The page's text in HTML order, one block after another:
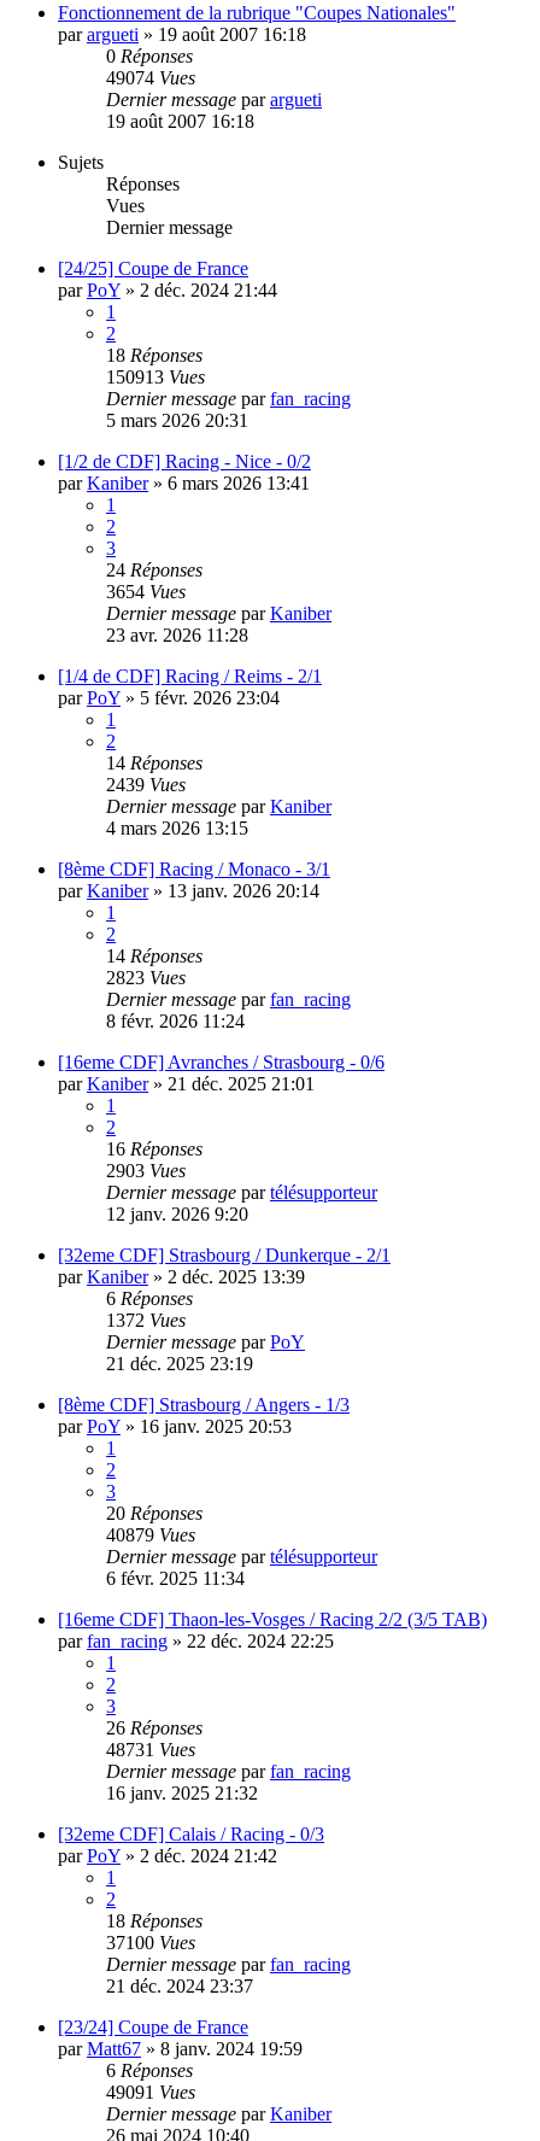
Fonctionnement de la rubrique "Coupes Nationales"
parargueti » 19 août 2007 16:18
0 Réponses
49074 Vues
Dernier message parargueti
19 août 2007 16:18
Sujets
Réponses
Vues
Dernier message
[24/25] Coupe de France
parPoY » 2 déc. 2024 21:44
1
2
18 Réponses
150913 Vues
Dernier message parfan_racing
5 mars 2026 20:31
[1/2 de CDF] Racing - Nice - 0/2
parKaniber» 6 mars 2026 13:41
1
2
3
24 Réponses
3654 Vues
Dernier message parKaniber
23 avr. 2026 11:28
[1/4 de CDF] Racing / Reims - 2/1
parPoY » 5 févr. 2026 23:04
1
2
14 Réponses
2439 Vues
Dernier message parKaniber
4 mars 2026 13:15
[8ème CDF] Racing / Monaco - 3/1
parKaniber» 13 janv. 2026 20:14
1
2
14 Réponses
2823 Vues
Dernier message parfan_racing
8 févr. 2026 11:24
[16eme CDF] Avranches / Strasbourg - 0/6
parKaniber» 21 déc. 2025 21:01
1
2
16 Réponses
2903 Vues
Dernier message partélésupporteur
12 janv. 2026 9:20
[32eme CDF] Strasbourg / Dunkerque - 2/1
parKaniber» 2 déc. 2025 13:39
6 Réponses
1372 Vues
Dernier message parPoY
21 déc. 2025 23:19
[8ème CDF] Strasbourg / Angers - 1/3
parPoY » 16 janv. 2025 20:53
1
2
3
20 Réponses
40879 Vues
Dernier message partélésupporteur
6 févr. 2025 11:34
[16eme CDF] Thaon-les-Vosges / Racing 2/2 (3/5 TAB)
parfan_racing » 22 déc. 2024 22:25
1
2
3
26 Réponses
48731 Vues
Dernier message parfan_racing
16 janv. 2025 21:32
[32eme CDF] Calais / Racing - 0/3
parPoY » 2 déc. 2024 21:42
1
2
18 Réponses
37100 Vues
Dernier message parfan_racing
21 déc. 2024 23:37
[23/24] Coupe de France
parMatt67 » 8 janv. 2024 19:59
6 Réponses
49091 Vues
Dernier message parKaniber
26 mai 2024 10:40